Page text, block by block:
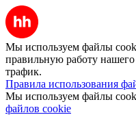
Мы используем файлы
правильную работу нашего
трафик.
Правила использования
Мы используем файлы
файлов cookie